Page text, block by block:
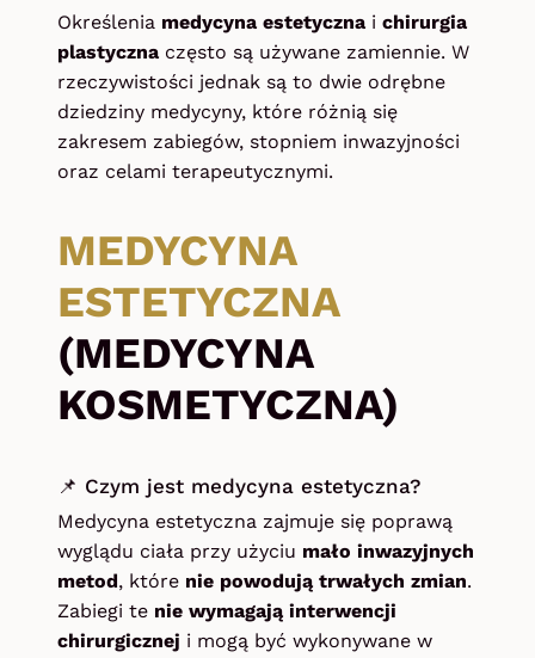
Określenia medycyna estetyczna i chirurgia
plastyczna często są używane zamiennie. W
rzeczywistości jednak są to dwie odrębne
dziedziny medycyny, które różnią się
zakresem zabiegów, stopniem inwazyjności
oraz celami terapeutycznymi.
MEDYCYNA
ESTETYCZNA
(MEDYCYNA
KOSMETYCZNA)
📌 Czym jest medycyna estetyczna?
Medycyna estetyczna zajmuje się poprawą
wyglądu ciała przy użyciu mało inwazyjnych
metod, które nie powodują trwałych zmian.
Zabiegi te nie wymagają interwencji
chirurgicznej i mogą być wykonywane w